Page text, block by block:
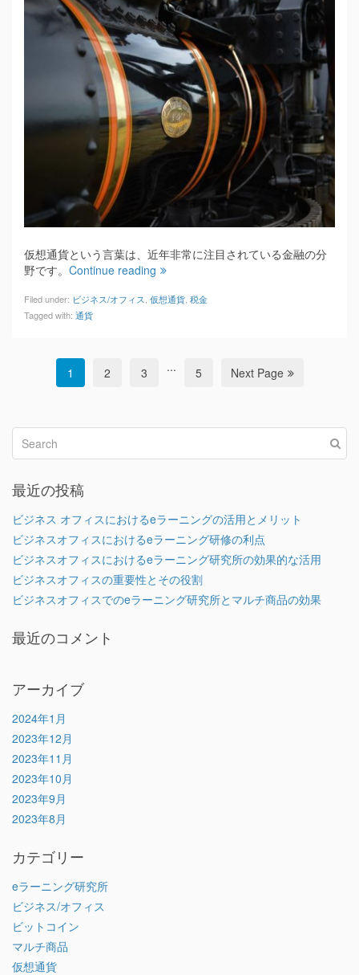
仮想通貨という言葉は、近年非常に注目されている金融の分
野です。 Continue reading
Filed under: ビジネス/オフィス 仮想通貨 税金
Tagged with: 通貨
1 2 3 ... 5 Next Page
最近の投稿
ビジネス オフィスにおけるeラーニングの活用とメリット
ビジネスオフィスにおけるeラーニング研修の利点
ビジネスオフィスにおけるeラーニング研究所の効果的な活用
ビジネスオフィスの重要性とその役割
ビジネスオフィスでのeラーニング研究所とマルチ商品の効果
最近のコメント
アーカイブ
2024年1月
2023年12月
2023年11月
2023年10月
2023年9月
2023年8月
カテゴリー
eラーニング研究所
ビジネス/オフィス
ビットコイン
マルチ商品
仮想通貨